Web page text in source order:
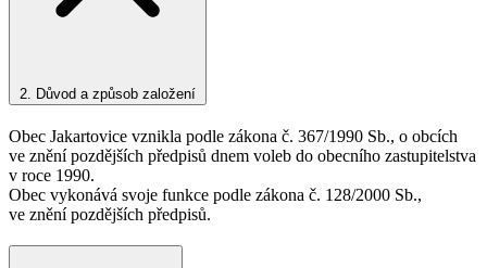
2. Důvod a způsob založení
Obec Jakartovice vznikla podle zákona č. 367/1990 Sb., o obcích
ve znění pozdějších předpisů dnem voleb do obecního zastupitelstva
v roce 1990.
Obec vykonává svoje funkce podle zákona č. 128/2000 Sb.,
ve znění pozdějších předpisů.